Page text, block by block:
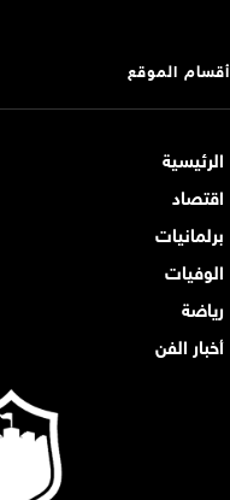
أقسام الموقع
الرئيسية
اقتصاد
برلمانيات
الوفيات
رياضة
أخبار الفن